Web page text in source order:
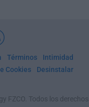
Términos
Intimidad
Cookies
Desinstalar
FZCO. Todos los derechos